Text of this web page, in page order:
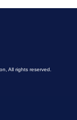
All rights reserved.